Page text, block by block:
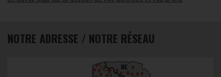
NOTRE ADRESSE / NOTRE RÉSEAU